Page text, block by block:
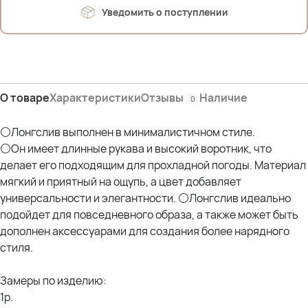
5,8% спандекс
Параметры: рост 175см; ОГ 107см; ОТ 90см; ОЖ 112см; ОБ 120см*
отлично 1 размер
Оксана (56р)- рост 170; ОГ 114; ОТ 105; ОЖ 110; ОБ 120 *отлично 2 размер
Эльвира (58р)- рост 173; ОГ 120; ОТ 108; ОЖ 118; ОБ 132; ОР 44 *отлично
2 размер
Елена (58р) - рост 162см; ОГ 125см; ОТ 110см; ОЖ 129см; ОБ 125см
*отлично 2 размер
Уведомить о поступлении
О товареХарактеристикиОтзывы 0 Наличие
⚪Лонгслив выполнен в минималистичном стиле.
⚪Он имеет длинные рукава и высокий воротник, что
делает его подходящим для прохладной погоды. Материал
мягкий и приятный на ощупь, а цвет добавляет
универсальности и элегантности. ⚪Лонгслив идеально
подойдет для повседневного образа, а также может быть
дополнен аксессуарами для создания более нарядного
стиля.
Замеры по изделию:
1р.